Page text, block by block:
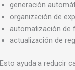
generación
organización de
automatización de
actualización de
Esto ayuda a reducir